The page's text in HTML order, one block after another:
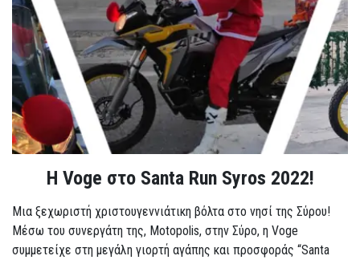
Η Voge στο Santa Run Syros 2022!
Μια ξεχωριστή χριστουγεννιάτικη βόλτα στο νησί της Σύρου!
Μέσω του συνεργάτη της, Motopolis, στην Σύρο, η Voge
συμμετείχε στη μεγάλη γιορτή αγάπης και προσφοράς “Santa